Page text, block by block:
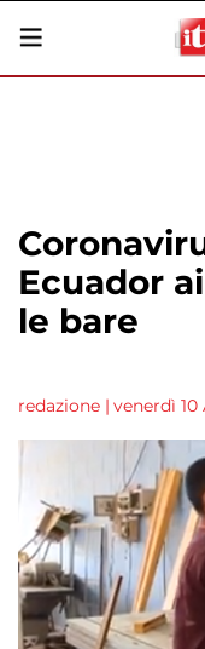
Ecuador
le bare
redazione | venerdì 10